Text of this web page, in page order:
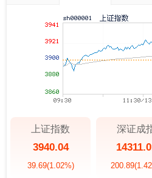
上证指数
3940.04
39.69(1.02%)
深证成
200.89